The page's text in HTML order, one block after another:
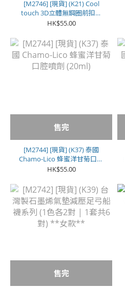
[M2746] [現貨] (K21) Cool
touch 3D立體無鋼圈前扣舒
適 Bra
HK$55.00
售完
[M2744] [現貨] (K37) 泰國
Chamo-Lico 蜂蜜洋甘菊口腔
噴劑 (20ml)
HK$55.00
售完